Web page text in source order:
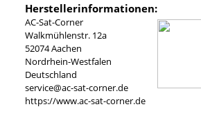
Herstellerinformationen:
AC-Sat-Corner
Walkmühlenstr. 12a
52074 Aachen
Nordrhein-Westfalen
Deutschland
service@ac-sat-corner.de
https://www.ac-sat-corner.de